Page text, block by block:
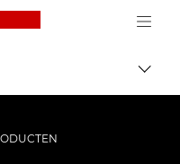
Canon Logo, back